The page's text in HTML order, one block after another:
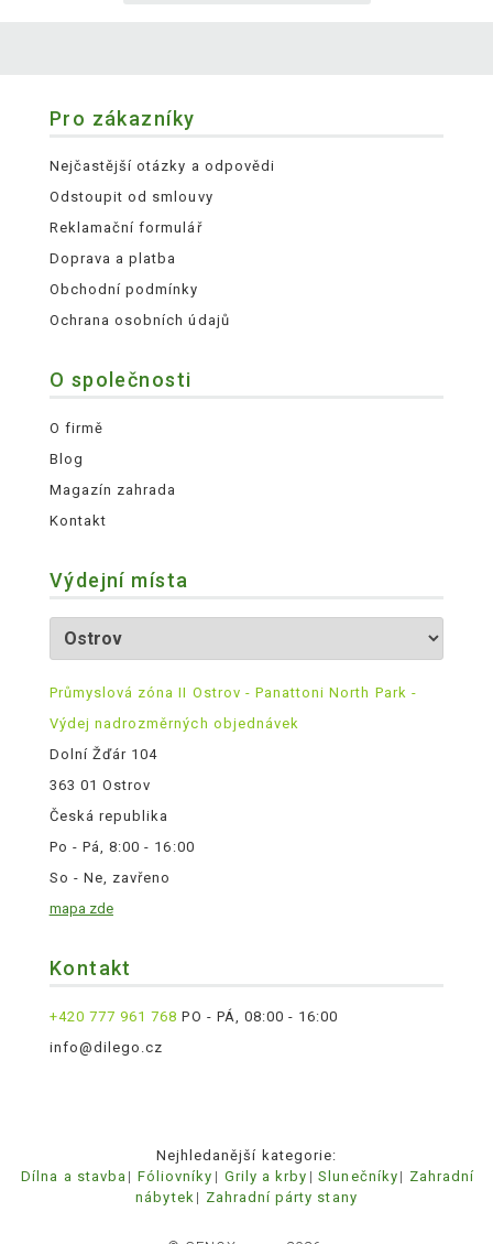
Pro zákazníky
Nejčastější otázky a odpovědi
Odstoupit od smlouvy
Reklamační formulář
Doprava a platba
Obchodní podmínky
Ochrana osobních údajů
O společnosti
O firmě
Blog
Magazín zahrada
Kontakt
Výdejní místa
Průmyslová zóna II Ostrov - Panattoni North Park -
Výdej nadrozměrných objednávek
Dolní Žďár 104
363 01 Ostrov
Česká republika
Po - Pá, 8:00 - 16:00
So - Ne, zavřeno
mapa zde
Kontakt
+420 777 961 768 PO - PÁ, 08:00 - 16:00
info@dilego.cz
Nejhledanější kategorie:
Dílna a stavba
Fóliovníky Grily a krby Slunečníky
Zahradní
nábytek
Zahradní párty stany